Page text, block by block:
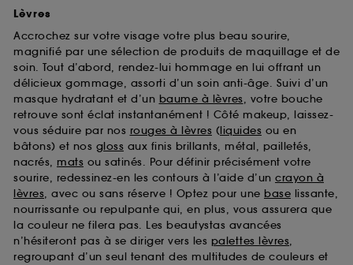
Lèvres
Accrochez sur votre visage votre plus beau sourire,
magnifié par une sélection de produits de maquillage et de
soin. Tout d’abord, rendez-lui hommage en lui offrant un
délicieux gommage, assorti d’un soin anti-âge. Suivi d’un
masque hydratant et d’un baume à lèvres, votre bouche
retrouve sont éclat instantanément ! Côté makeup, laissez-
vous séduire par nos rouges à lèvres (liquides ou en
bâtons) et nos gloss aux finis brillants, métal, pailletés,
nacrés, mats ou satinés. Pour définir précisément votre
sourire, redessinez-en les contours à l’aide d’un crayon à
lèvres, avec ou sans réserve ! Optez pour une base lissante,
nourrissante ou repulpante qui, en plus, vous assurera que
la couleur ne filera pas. Les beautystas avancées
n’hésiteront pas à se diriger vers les palettes lèvres,
regroupant d’un seul tenant des multitudes de couleurs et